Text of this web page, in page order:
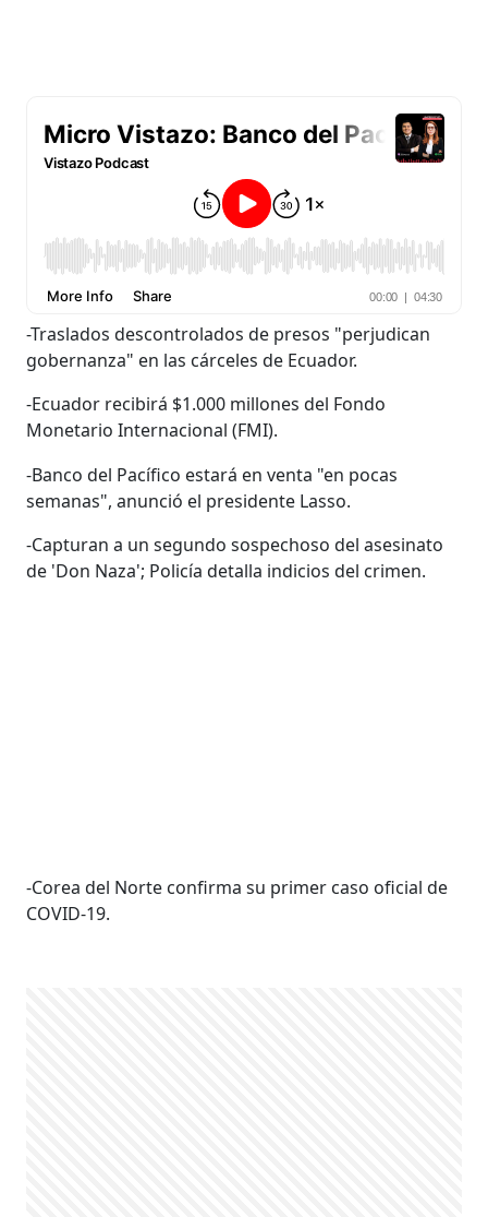
-Traslados descontrolados de presos "perjudican
gobernanza" en las cárceles de Ecuador.
-Ecuador recibirá $1.000 millones del Fondo
Monetario Internacional (FMI).
-Banco del Pacífico estará en venta "en pocas
semanas", anunció el presidente Lasso.
-Capturan a un segundo sospechoso del asesinato
de 'Don Naza'; Policía detalla indicios del crimen.
-Corea del Norte confirma su primer caso oficial de
COVID-19.